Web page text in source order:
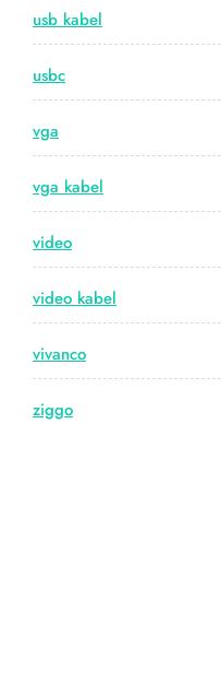
usb kabel
usbc
vga
vga kabel
video
video kabel
vivanco
ziggo